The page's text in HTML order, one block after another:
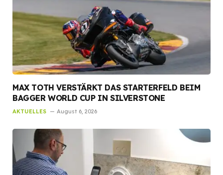
MAX TOTH VERSTÄRKT DAS STARTERFELD BEIM
BAGGER WORLD CUP IN SILVERSTONE
AKTUELLES August 6, 2026